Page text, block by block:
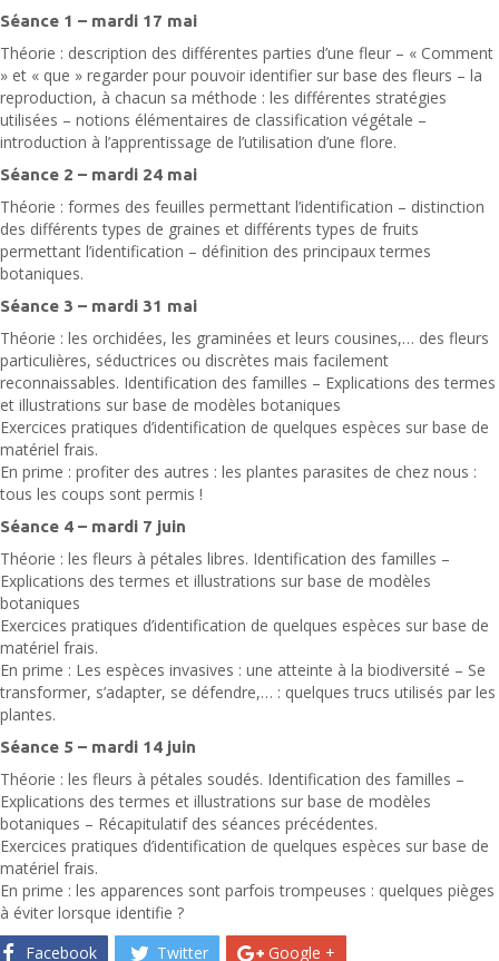
Séance 1 – mardi 17 mai
Théorie : description des différentes parties d’une fleur – « Comment
» et « que » regarder pour pouvoir identifier sur base des fleurs – la
reproduction, à chacun sa méthode : les différentes stratégies
utilisées – notions élémentaires de classification végétale –
introduction à l’apprentissage de l’utilisation d’une flore.
Séance 2 – mardi 24 mai
Théorie : formes des feuilles permettant l’identification – distinction
des différents types de graines et différents types de fruits
permettant l’identification – définition des principaux termes
botaniques.
Séance 3 – mardi 31 mai
Théorie : les orchidées, les graminées et leurs cousines,… des fleurs
particulières, séductrices ou discrètes mais facilement
reconnaissables. Identification des familles – Explications des termes
et illustrations sur base de modèles botaniques
Exercices pratiques d’identification de quelques espèces sur base de
matériel frais.
En prime : profiter des autres : les plantes parasites de chez nous :
tous les coups sont permis !
Séance 4 – mardi 7 juin
Théorie : les fleurs à pétales libres. Identification des familles –
Explications des termes et illustrations sur base de modèles
botaniques
Exercices pratiques d’identification de quelques espèces sur base de
matériel frais.
En prime : Les espèces invasives : une atteinte à la biodiversité – Se
transformer, s’adapter, se défendre,… : quelques trucs utilisés par les
plantes.
Séance 5 – mardi 14 juin
Théorie : les fleurs à pétales soudés. Identification des familles –
Explications des termes et illustrations sur base de modèles
botaniques – Récapitulatif des séances précédentes.
Exercices pratiques d’identification de quelques espèces sur base de
matériel frais.
En prime : les apparences sont parfois trompeuses : quelques pièges
à éviter lorsque identifie ?
Facebook
Twitter Google +